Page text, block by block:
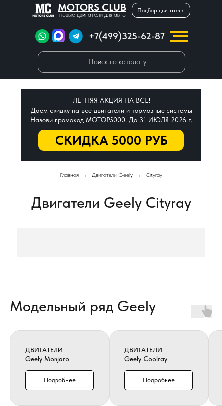
MOTORS CLUB
новые двигатели для авто
Подбор двигателя
+7(499)325-62-87
Поиск по каталогу
СКИДКА 5000 РУБ
ЛЕТНЯЯ АКЦИЯ НА ВСЕ!
Даем скидку на все двигатели и тормозные системы
Назови промокод МОТОР5000. До 31 ИЮЛЯ 2026 г.
Главная → Двигатели Geely → Cityray
Двигатели Geely Cityray
Модельный ряд Geely
ДВИГАТЕЛИ
Geely Monjaro
Подробнее
ДВИГАТЕЛИ
Geely Coolray
Подробнее